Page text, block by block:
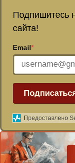
Подпишитесь
сайта!
Email*
Предоставлено